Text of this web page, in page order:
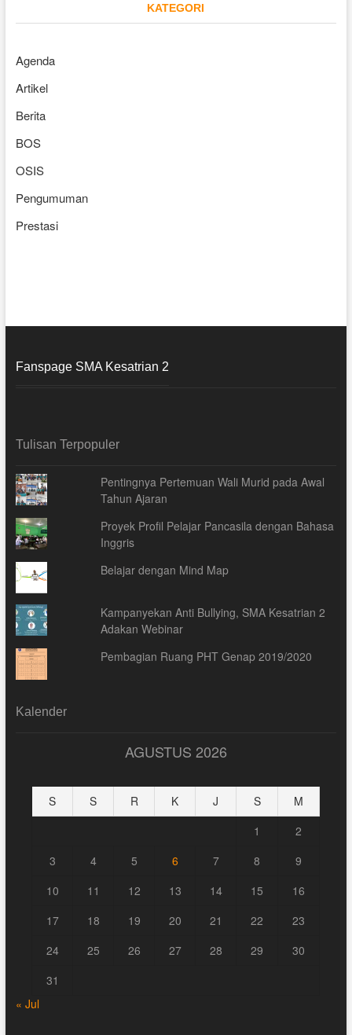
KATEGORI
Agenda
Artikel
Berita
BOS
OSIS
Pengumuman
Prestasi
Fanspage SMA Kesatrian 2
Tulisan Terpopuler
Pentingnya Pertemuan Wali Murid pada Awal
Tahun Ajaran
Proyek Profil Pelajar Pancasila dengan Bahasa
Inggris
Belajar dengan Mind Map
Kampanyekan Anti Bullying, SMA Kesatrian 2
Adakan Webinar
Pembagian Ruang PHT Genap 2019/2020
Kalender
AGUSTUS 2026
S S R K J S
M
1
2
3
4 5 6 7 8
9
10
11 12 13 14 15
16
17
18 19 20 21 22
23
24
25 26 27 28 29
30
31
« Jul